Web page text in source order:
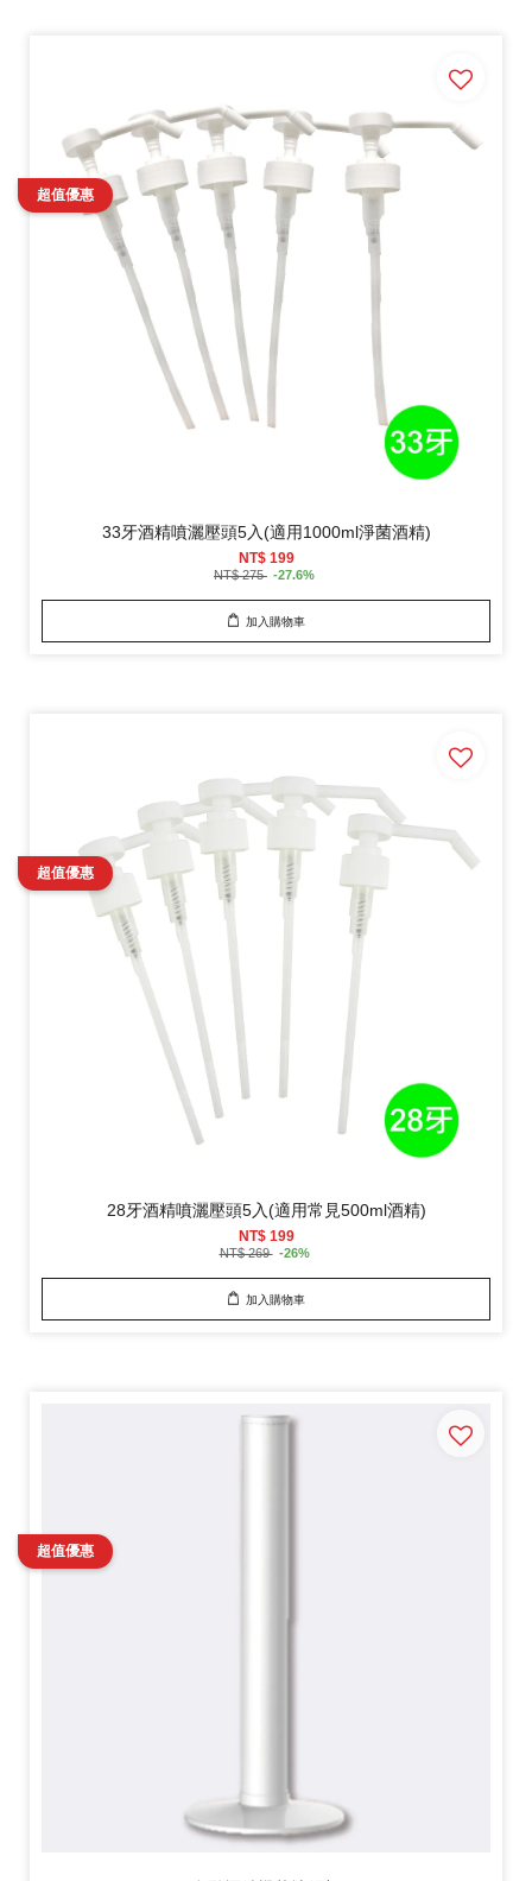
33牙酒精噴灑壓頭5入(適用1000ml淨菌酒精)
NT$ 199
NT$ 275 -27.6%
加入購物車
28牙酒精噴灑壓頭5入(適用常見500ml酒精)
NT$ 199
NT$ 269 -26%
加入購物車